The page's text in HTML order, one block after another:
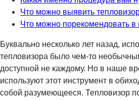
Что можно выявить
Что можно порекомендовать в
Буквально несколько лет назад,
тепловизора было чем-то
доступной не каждому. Но в наше
используют этот инструмент в
собой разумеющееся. Тепловизор